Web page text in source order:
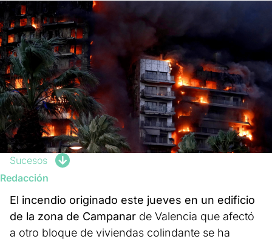
Sucesos
Redacción
El incendio originado este jueves en un edificio
de la zona de Campanar de Valencia que afectó
a otro bloque de viviendas colindante se ha